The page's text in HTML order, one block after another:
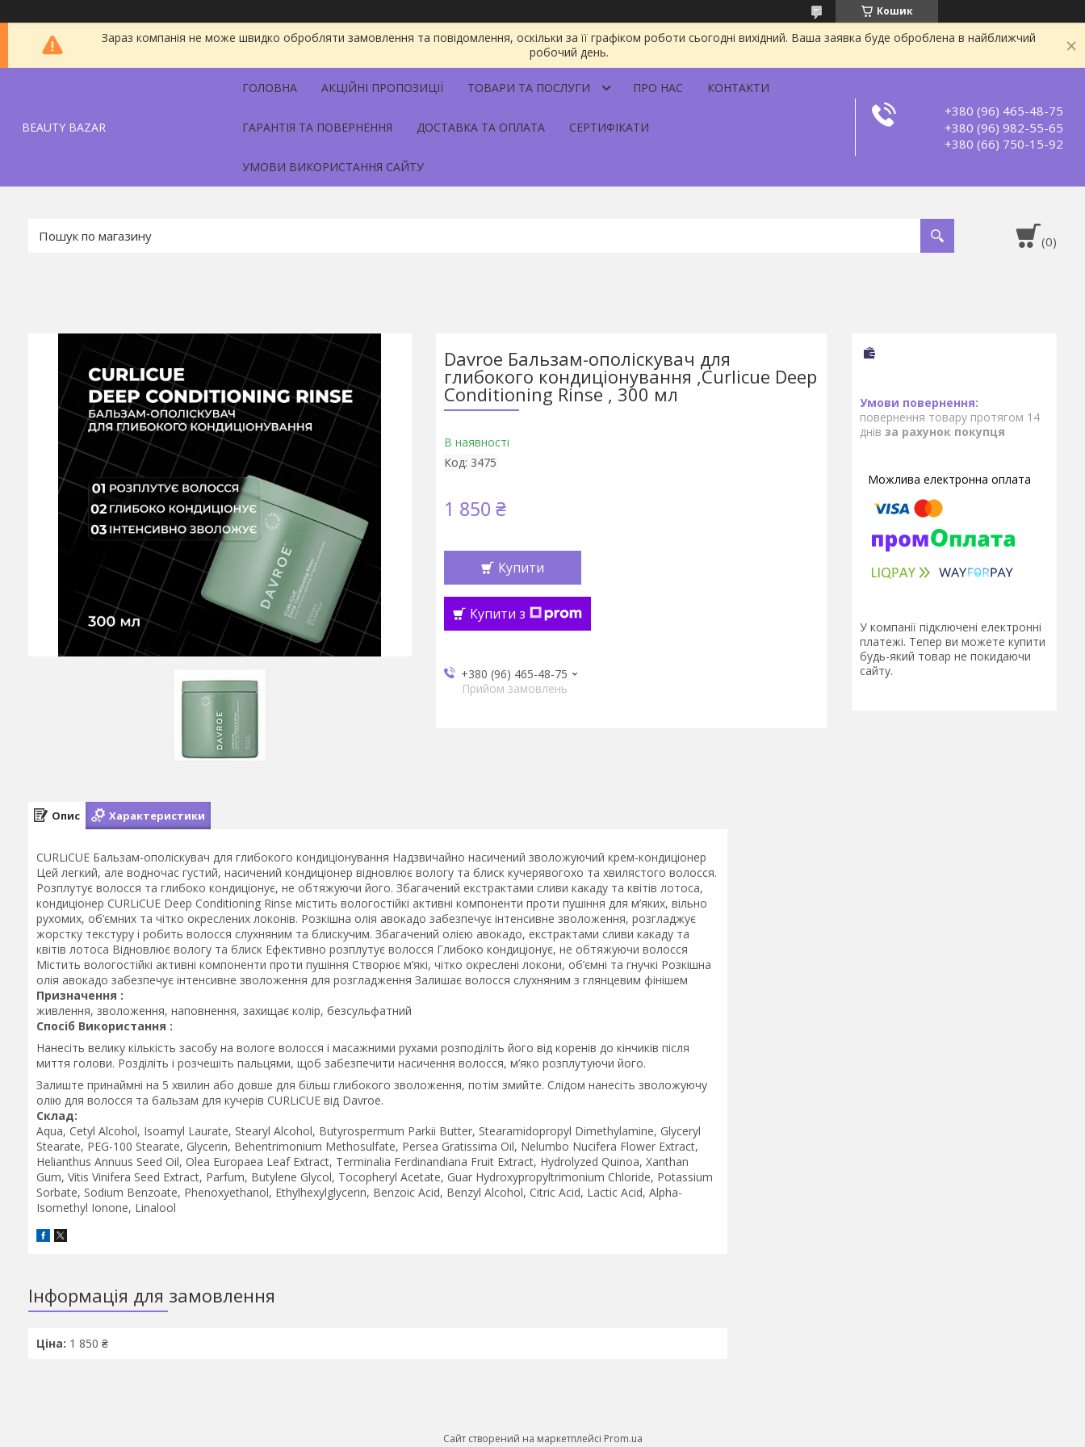
Кошик
Зараз компанія не може швидко обробляти замовлення та повідомлення, оскільки за її графіком роботи сьогодні вихідний. Ваша заявка буде оброблена в найближчий
робочий день.
BEAUTY BAZAR
ГОЛОВНА АКЦІЙНІ ПРОПОЗИЦІЇ ТОВАРИ ТА ПОСЛУГИ ПРО НАС КОНТАКТИ
ГАРАНТІЯ ТА ПОВЕРНЕННЯ ДОСТАВКА ТА ОПЛАТА СЕРТИФІКАТИ
УМОВИ ВИКОРИСТАННЯ САЙТУ
+380 (96) 465-48-75
+380 (96) 982-55-65
+380 (66) 750-15-92
Davroe Бальзам-ополіскувач для
глибокого кондиціонування ,Curlicue Deep
Conditioning Rinse , 300 мл
В наявності
Код: 3475
1 850 ₴
Купити
Купити з
+380 (96) 465-48-75
Прийом замовлень
повернення товару протягом 14
днів за рахунок покупця
У компанії підключені електронні
платежі. Тепер ви можете купити
будь-який товар не покидаючи
сайту.
Опис Характеристики
CURLiCUE Бальзам-ополіскувач для глибокого кондиціонування Надзвичайно насичений зволожуючий крем-кондиціонер
Цей легкий, але водночас густий, насичений кондиціонер відновлює вологу та блиск кучерявогохо та хвилястого волосся.
Розплутує волосся та глибоко кондиціонує, не обтяжуючи його. Збагачений екстрактами сливи какаду та квітів лотоса,
кондиціонер CURLiCUE Deep Conditioning Rinse містить вологостійкі активні компоненти проти пушіння для м’яких, вільно
рухомих, об’ємних та чітко окреслених локонів. Розкішна олія авокадо забезпечує інтенсивне зволоження, розгладжує
жорстку текстуру і робить волосся слухняним та блискучим. Збагачений олією авокадо, екстрактами сливи какаду та
квітів лотоса Відновлює вологу та блиск Ефективно розплутує волосся Глибоко кондиціонує, не обтяжуючи волосся
Містить вологостійкі активні компоненти проти пушіння Створює м’які, чітко окреслені локони, об’ємні та гнучкі Розкішна
олія авокадо забезпечує інтенсивне зволоження для розгладження Залишає волосся слухняним з глянцевим фінішем
Призначення :
живлення, зволоження, наповнення, захищає колір, безсульфатний
Спосіб Використання :
Нанесіть велику кількість засобу на вологе волосся і масажними рухами розподіліть його від коренів до кінчиків після
миття голови. Розділіть і розчешіть пальцями, щоб забезпечити насичення волосся, м’яко розплутуючи його.
Залиште принаймні на 5 хвилин або довше для більш глибокого зволоження, потім змийте. Слідом нанесіть зволожуючу
олію для волосся та бальзам для кучерів CURLiCUE від Davroe.
Склад:
Aqua, Cetyl Alcohol, Isoamyl Laurate, Stearyl Alcohol, Butyrospermum Parkii Butter, Stearamidopropyl Dimethylamine, Glyceryl
Stearate, PEG-100 Stearate, Glycerin, Behentrimonium Methosulfate, Persea Gratissima Oil, Nelumbo Nucifera Flower Extract,
Helianthus Annuus Seed Oil, Olea Europaea Leaf Extract, Terminalia Ferdinandiana Fruit Extract, Hydrolyzed Quinoa, Xanthan
Gum, Vitis Vinifera Seed Extract, Parfum, Butylene Glycol, Tocopheryl Acetate, Guar Hydroxypropyltrimonium Chloride, Potassium
Sorbate, Sodium Benzoate, Phenoxyethanol, Ethylhexylglycerin, Benzoic Acid, Benzyl Alcohol, Citric Acid, Lactic Acid, Alpha-
Isomethyl Ionone, Linalool
Інформація для замовлення
Ціна: 1 850 ₴
Сайт створений на маркетплейсі Prom.ua